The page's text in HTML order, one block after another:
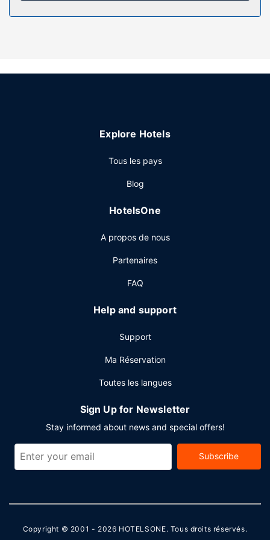
exemple) et des nombreux équipements et services qui
manquez pas la cuisine généreuse de Grapes Manitoba, le
dîner. Si vous préférez le confort de votre chambre, vous
bien finir la journée, vous trouverez sur place un bar /
salon. Un petit déjeuner préparé à la commande gratuit est
Les équipements et services proposés incluent un centre
d'affaires, des journaux gratuits dans le hall et un service
disponible dans l'enceinte de l'hébergement.
Explore Hotels
Tous les pays
Blog
HotelsOne
A propos de nous
Partenaires
FAQ
Help and support
Support
Ma Réservation
Toutes les langues
Sign Up for Newsletter
Stay informed about news and special offers!
Subscribe
Copyright © 2001 - 2026 HOTELSONE. Tous droits réservés.